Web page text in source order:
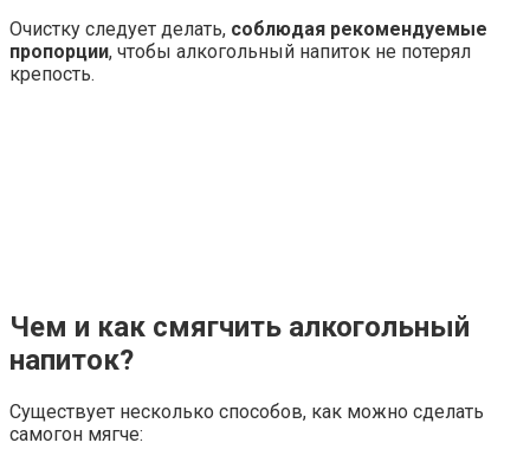
Очистку следует делать, соблюдая рекомендуемые
пропорции, чтобы алкогольный напиток не потерял
крепость.
Чем и как смягчить алкогольный
напиток?
Существует несколько способов, как можно сделать
самогон мягче: